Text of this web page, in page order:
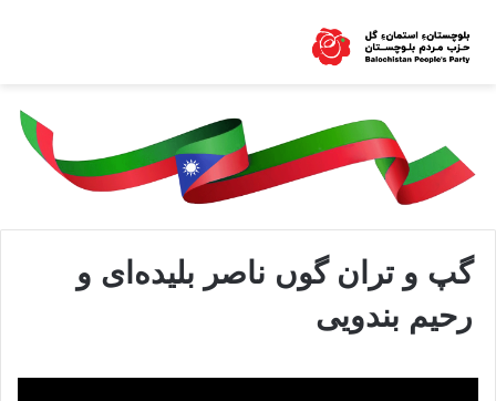
گپ و تران گوں ناصر بلیده‌ای و
رحیم بندویی